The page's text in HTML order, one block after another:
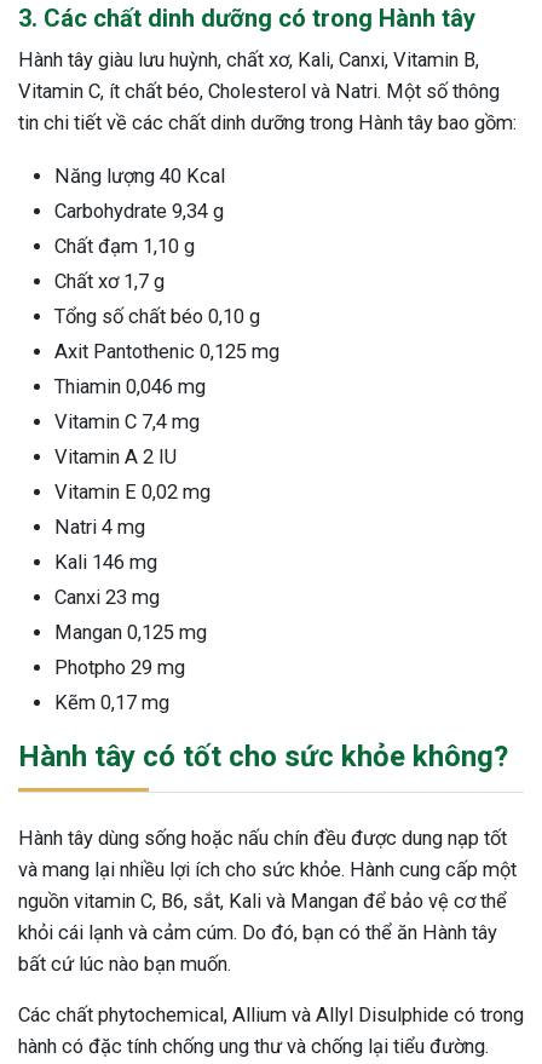
Sau Sinh Có Tự Khỏi
phổ biến, khiến đôi bàn tay,
của chị em trở nên khô...
3. Các chất dinh dưỡng có trong Hành tây
Hành tây giàu lưu huỳnh, chất xơ, Kali, Canxi, Vitamin B,
Vitamin C, ít chất béo, Cholesterol và Natri. Một số thông
tin chi tiết về các chất dinh dưỡng trong Hành tây bao gồm:
Năng lượng 40 Kcal
Carbohydrate 9,34 g
Chất đạm 1,10 g
Chất xơ 1,7 g
Tổng số chất béo 0,10 g
Axit Pantothenic 0,125 mg
Thiamin 0,046 mg
Vitamin C 7,4 mg
Vitamin A 2 IU
Vitamin E 0,02 mg
Natri 4 mg
Kali 146 mg
Canxi 23 mg
Mangan 0,125 mg
Photpho 29 mg
Kẽm 0,17 mg
Hành tây có tốt cho sức khỏe không?
Hành tây dùng sống hoặc nấu chín đều được dung nạp tốt
và mang lại nhiều lợi ích cho sức khỏe. Hành cung cấp một
nguồn vitamin C, B6, sắt, Kali và Mangan để bảo vệ cơ thể
khỏi cái lạnh và cảm cúm. Do đó, bạn có thể ăn Hành tây
bất cứ lúc nào bạn muốn.
Các chất phytochemical, Allium và Allyl Disulphide có trong
hành có đặc tính chống ung thư và chống lại tiểu đường.